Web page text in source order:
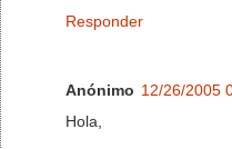
Responder
Anónimo 12/26/2005
Hola,